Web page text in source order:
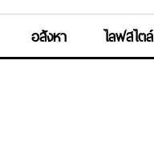
อสังหา ไลฟสไตล์